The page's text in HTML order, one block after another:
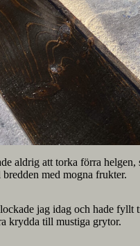
aldrig att torka förra
med mogna frukter.
jag idag och hade fyllt
krydda till mustiga grytor.